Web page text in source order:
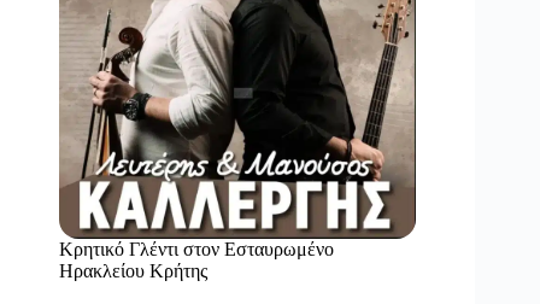
Κρητικό Γλέντι στον Εσταυρωμένο
Ηρακλείου Κρήτης